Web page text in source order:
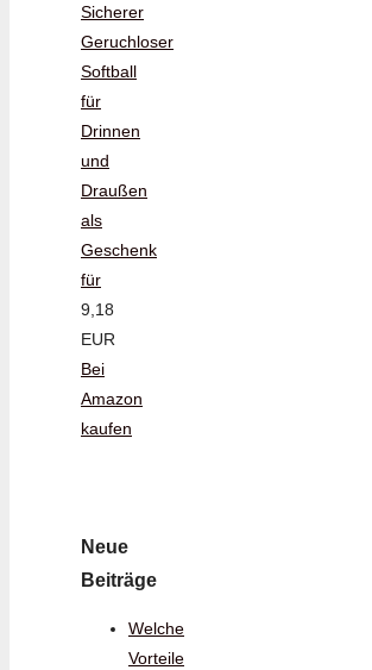
Sicherer
Geruchloser
Softball
für
Drinnen
und
Draußen
als
Geschenk
für
9,18
EUR
Bei
Amazon
kaufen
Neue
Beiträge
Welche
Vorteile